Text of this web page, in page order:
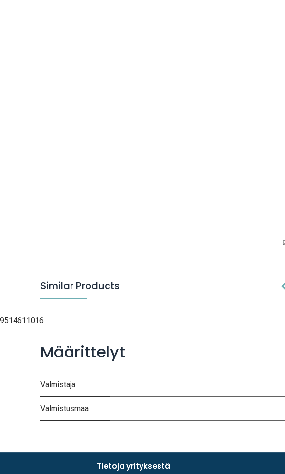
Similar Products
9514611016
Määrittelyt
Valmistaja
Valmistusmaa
Tietoja yrityksestä
Tietoja yrityksestä